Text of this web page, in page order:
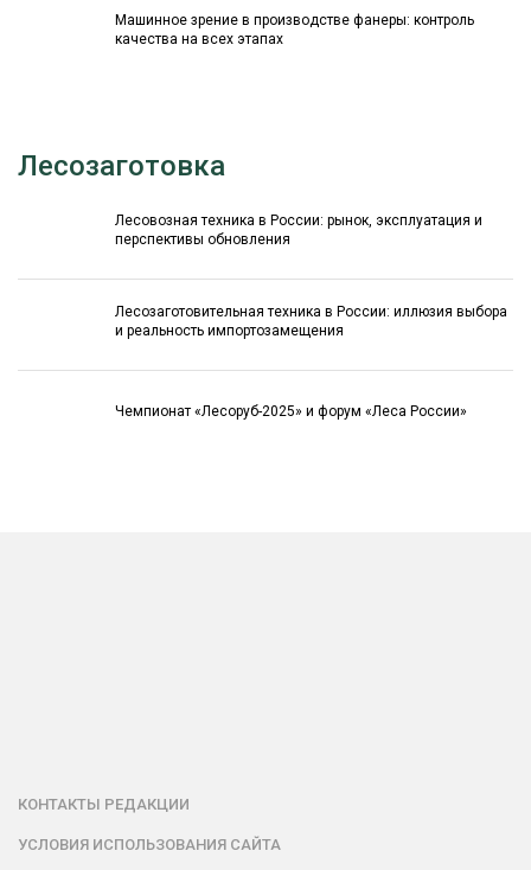
Машинное зрение в производстве фанеры: контроль
качества на всех этапах
Лесозаготовка
Лесовозная техника в России: рынок, эксплуатация и
перспективы обновления
Лесозаготовительная техника в России: иллюзия выбора
и реальность импортозамещения
Чемпионат «Лесоруб-2025» и форум «Леса России»
КОНТАКТЫ РЕДАКЦИИ
УСЛОВИЯ ИСПОЛЬЗОВАНИЯ САЙТА